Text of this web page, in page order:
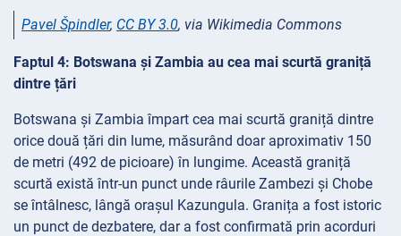
Pavel Špindler, CC BY 3.0, via Wikimedia Commons
Faptul 4: Botswana și Zambia au cea mai scurtă graniță
dintre țări
Botswana și Zambia împart cea mai scurtă graniță dintre
orice două țări din lume, măsurând doar aproximativ 150
de metri (492 de picioare) în lungime. Această graniță
scurtă există într-un punct unde râurile Zambezi și Chobe
se întâlnesc, lângă orașul Kazungula. Granița a fost istoric
un punct de dezbatere, dar a fost confirmată prin acorduri